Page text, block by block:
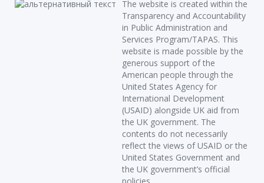
The website is created within the
Transparency and Accountability
in Public Administration and
Services Program/TAPAS. This
website is made possible by the
generous support of the
American people through the
United States Agency for
International Development
(USAID) alongside UK aid from
the UK government. The
contents do not necessarily
reflect the views of USAID or the
United States Government and
the UK government’s official